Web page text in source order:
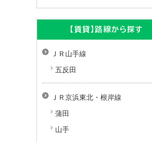
【賃貸】路線から探す
ＪＲ山手線
五反田
ＪＲ京浜東北・根岸線
蒲田
山手